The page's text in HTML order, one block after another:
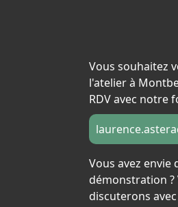
Vous souhaitez
l'atelier à
RDV avec notre
Vous avez
démonstration ?
discuterons